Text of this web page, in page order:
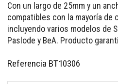
Con un largo de 25mm y un
compatibles con la mayoría de
incluyendo varios modelos de
Paslode y BeA. Producto
Referencia BT10306